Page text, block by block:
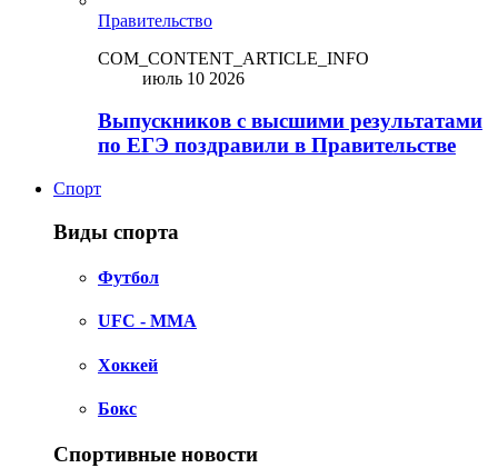
Правительство
COM_CONTENT_ARTICLE_INFO
июль 10 2026
Выпускников с высшими результатами
по ЕГЭ поздравили в Правительстве
Спорт
Виды спорта
Футбол
UFC - MMA
Хоккей
Бокс
Спортивные новости